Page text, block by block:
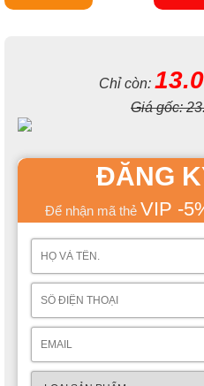
Chỉ còn:
Giá gốc:
ĐĂNG
Để nhận mã thẻ VIP -